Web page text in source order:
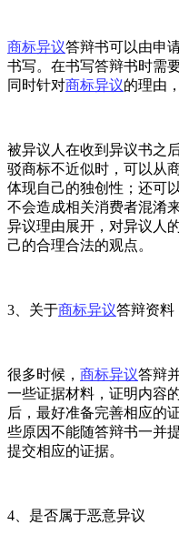
商标异议答辩书可以由申
书写。在书写答辩书时需
同时针对商标异议的理由
被异议人在收到异议书之
驳商标不近似时，可以从
体现自己的独创性；还可
不会造成相关消费者混淆
异议理由展开，对异议人
己的合理合法的观点。
3、关于商标异议答辩资料
很多时候， 商标异议答辩
一些证据材料，证明内容
后，最好准备完善相应的
些原因不能随答辩书一并
提交相应的证据。
4、是否属于恶意异议